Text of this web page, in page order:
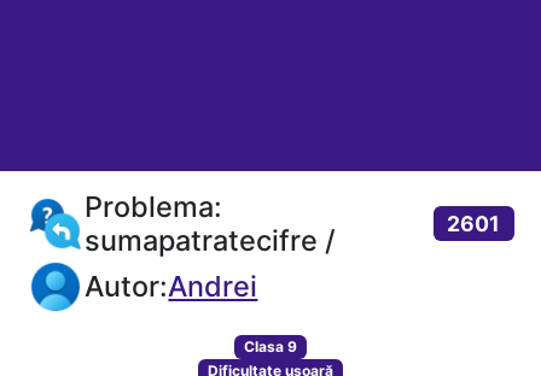
Problema:
sumapatratecifre /
2601
Autor:Andrei
Clasa 9
Dificultate ușoară